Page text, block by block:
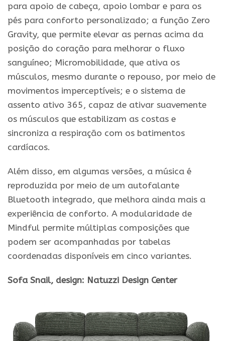
para apoio de cabeça, apoio lombar e para os
pés para conforto personalizado; a função Zero
Gravity, que permite elevar as pernas acima da
posição do coração para melhorar o fluxo
sanguíneo; Micromobilidade, que ativa os
músculos, mesmo durante o repouso, por meio de
movimentos imperceptíveis; e o sistema de
assento ativo 365, capaz de ativar suavemente
os músculos que estabilizam as costas e
sincroniza a respiração com os batimentos
cardíacos.
Além disso, em algumas versões, a música é
reproduzida por meio de um autofalante
Bluetooth integrado, que melhora ainda mais a
experiência de conforto. A modularidade de
Mindful permite múltiplas composições que
podem ser acompanhadas por tabelas
coordenadas disponíveis em cinco variantes.
Sofa Snail, design: Natuzzi Design Center